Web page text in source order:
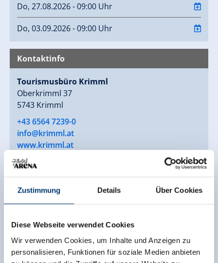
Zustimmung Details Über Cookies
Diese Webseite verwendet Cookies
Wir verwenden Cookies, um Inhalte und Anzeigen zu
personalisieren, Funktionen für soziale Medien anbieten
Do, 27.08.2026 - 09:00 Uhr
Do, 03.09.2026 - 09:00 Uhr
Kontaktinfo
Tourismusbüro Krimml
Oberkrimml 37
5743 Krimml
+43 6564 7239-0
info@krimml.at
www.krimml.at